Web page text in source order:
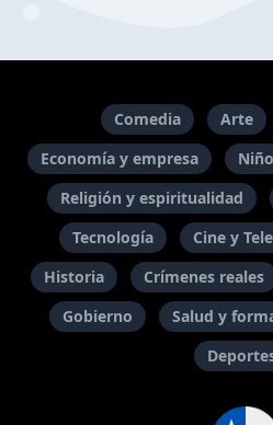
Comedia Arte
Economía y empresa
Religión y espiritualidad
Tecnología
Cine y
Historia
Crímenes reales
Gobierno
Salud y